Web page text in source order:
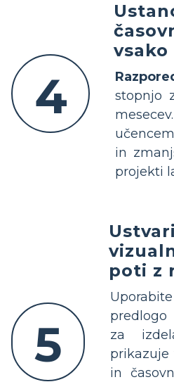
4
vsako
stopnjo
učencem
in
projekti
5
poti z
za
prikazuje
in